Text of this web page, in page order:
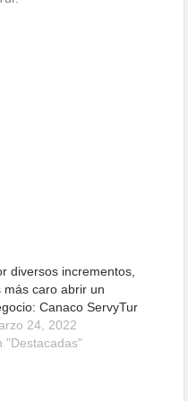
diversos incrementos,
más caro abrir un
Canaco ServyTur
24, 2022
"Destacadas"